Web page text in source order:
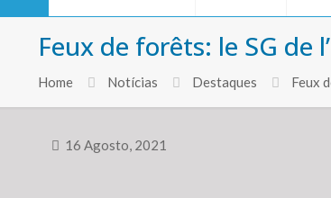
Feux de forêts: le SG de
Home Notícias Destaques Feux
16 Agosto, 2021